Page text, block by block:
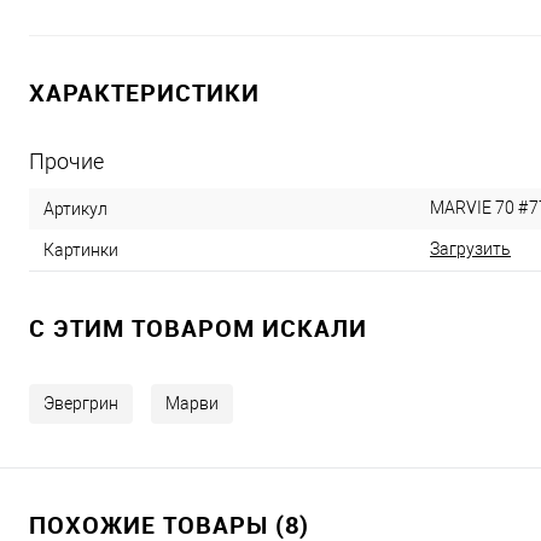
ХАРАКТЕРИСТИКИ
Прочие
Артикул MARVIE 70
Картинки Загрузить
C ЭТИМ ТОВАРОМ ИСКАЛИ
Эвергрин Марви
ПОХОЖИЕ ТОВАРЫ (8)